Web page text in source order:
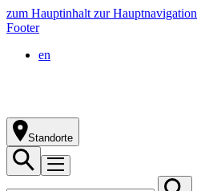
zum Hauptinhalt zur Hauptnavigation
Footer
en
Standorte